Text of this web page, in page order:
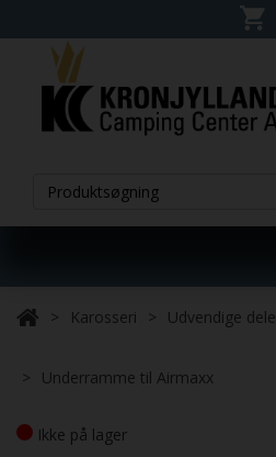
Karosseri Udvendige dele
Underramme til Airmaxx
Ikke på lager